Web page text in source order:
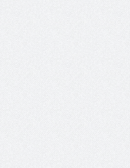
عضو مجلس الشارقة الرياضي
والمدير السابق للأكاديمية الأولمبية
في الامارات د . عبد الملك جاني :
منتدى ( اكتشاف المواهب
الاجتماعية ) فرصة للتوأمة بين
الرياضة والعمل الاجتماعي